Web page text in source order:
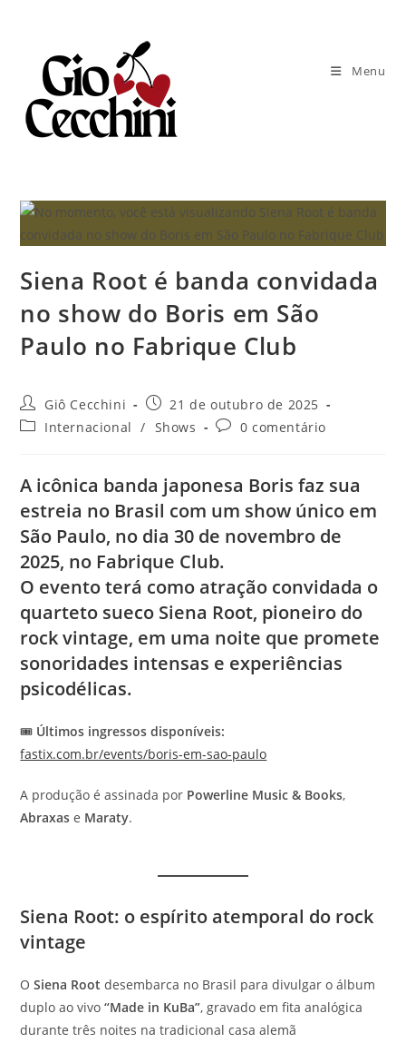
conteúdo
Menu
Siena Root é banda convidada
no show do Boris em São
Paulo no Fabrique Club
Autor
do
post:
Giô Cecchini
Post
publicado:
21 de outubro de 2025
Categoria
Internacional / Shows
Comentários
0 comentário
A icônica banda japonesa Boris faz sua
estreia no Brasil com um show único em
São Paulo, no dia30 de novembro de
2025, no Fabrique Club.
O evento terá como atração convidada o
quarteto sueco Siena Root, pioneiro do
rock vintage, em uma noite que promete
sonoridades intensas e experiências
psicodélicas.
🎟️ Últimos ingressos disponíveis:
fastix.com.br/events/boris-em-sao-paulo
A produção é assinada por Powerline Music & Books,
Abraxas e Maraty.
Siena Root: o espírito atemporal do rock
vintage
OSiena Root desembarca no Brasil para divulgar o álbum
duplo ao vivo“Made in KuBa”, gravado em fita analógica
durante três noites na tradicional casa alemã